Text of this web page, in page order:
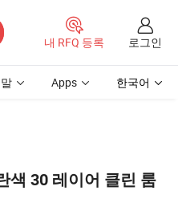
내 RFQ 등록 로그인
Apps 한국어
색 30 레이어 클린 룸